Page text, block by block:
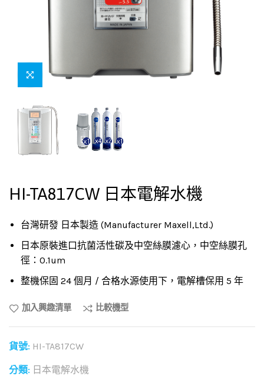
HI-TA817CW 日本電解水機
台灣研發 日本製造 (Manufacturer Maxell,Ltd.)
日本原裝進口抗菌活性碳及中空絲膜濾心，中空絲膜孔
徑：0.1um
整機保固 24 個月 / 合格水源使用下，電解槽保用 5 年
加入興趣清單 比較機型
貨號: HI-TA817CW
分類: 日本電解水機